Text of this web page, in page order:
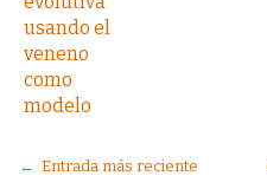
usando el
veneno
como
modelo
← Entrada más reciente